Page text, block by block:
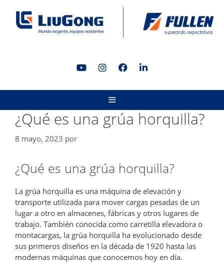
contenido
¿Qué es una grúa horquilla?
8 mayo, 2023 por
¿Qué es una grúa horquilla?
La grúa horquilla es una máquina de elevación y
transporte utilizada para mover cargas pesadas de un
lugar a otro en almacenes, fábricas y otros lugares de
trabajo. También conocida como carretilla elevadora o
montacargas, la grúa horquilla ha evolucionado desde
sus primeros diseños en la década de 1920 hasta las
modernas máquinas que conocemos hoy en día.